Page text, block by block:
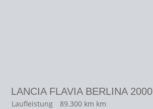
LANCIA FLAVIA BERLINA 2000
Laufleistung 89.300 km km